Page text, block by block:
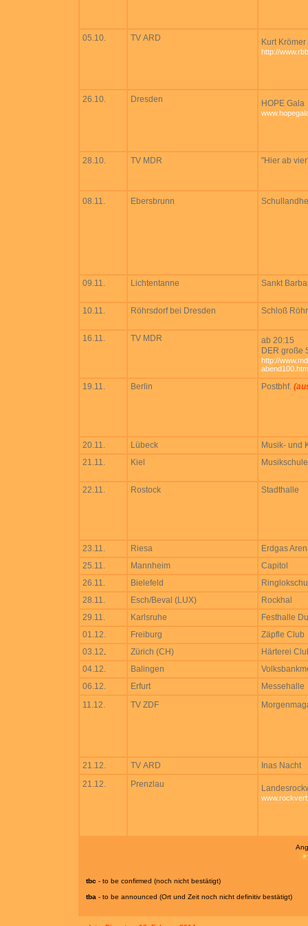
05.10. TV ARD Kurt
http://
26.10. Dresden HOPE Gala
28.10. TV MDR "Hier ab
08.11. Ebersbrunn
09.11. Lichtentanne Sankt
10.11. Röhrsdorf bei Dresden Schloß
16.11. TV MDR
ab 20:15
DER große
http://
19.11. Berlin Postbhf.
20.11. Lübeck
Musik- und
21.11.
Kiel Musikschule
22.11. Rostock Stadthalle
23.11. Riesa
Erdgas
25.11.
Mannheim
Capitol
26.11.
Bielefeld
28.11.
Esch/Beval (LUX)
Rockhal
29.11.
Karlsruhe
Festhalle
01.12.
Freiburg
Zäpfle Club
03.12. Zürich (CH)
Härterei
04.12.
Balingen
06.12.
Erfurt
Messehalle
11.12.
TV ZDF
21.12. TV ARD
Inas Nacht
21.12.
Prenzlau
tbc - to be confirmed (noch nicht bestätigt)
tba - to be announced (Ort und Zeit noch nicht definitiv bestätigt)